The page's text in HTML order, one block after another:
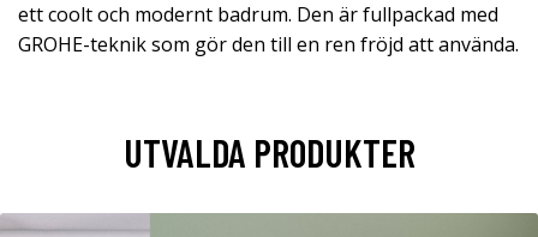
ett coolt och modernt badrum. Den är fullpackad med
GROHE-teknik som gör den till en ren fröjd att använda.
UTVALDA PRODUKTER